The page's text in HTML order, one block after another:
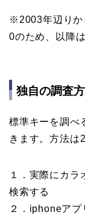
※2003年辺りか
0のため、以降
独自の調査
標準キーを調べ
きます。方法は
１．実際にカラ
検索する
２．iphoneア